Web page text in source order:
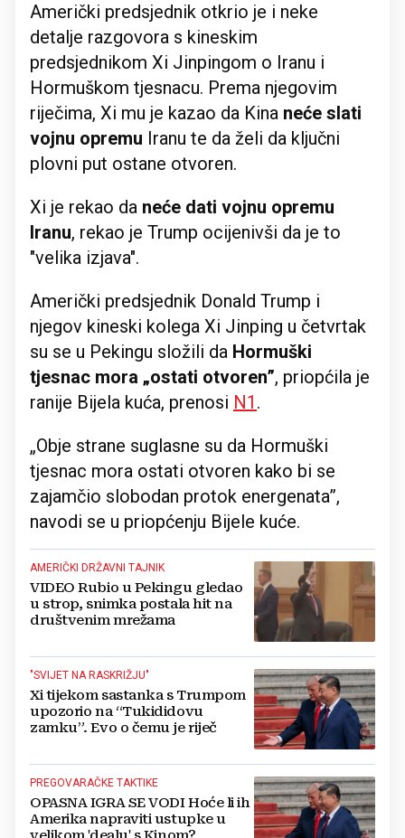
Američki predsjednik otkrio je i neke
detalje razgovora s kineskim
predsjednikom Xi Jinpingom o Iranu i
Hormuškom tjesnacu. Prema njegovim
riječima, Xi mu je kazao da Kina neće slati
vojnu opremu Iranu te da želi da ključni
plovni put ostane otvoren.
Xi je rekao da neće dati vojnu opremu
Iranu, rekao je Trump ocijenivši da je to
"velika izjava".
Američki predsjednik Donald Trump i
njegov kineski kolega Xi Jinping u četvrtak
su se u Pekingu složili da Hormuški
tjesnac mora „ostati otvoren”, priopćila je
ranije Bijela kuća, prenosi N1 .
„Obje strane suglasne su da Hormuški
tjesnac mora ostati otvoren kako bi se
zajamčio slobodan protok energenata”,
navodi se u priopćenju Bijele kuće.
AMERIČKI DRŽAVNI TAJNIK
VIDEO Rubio u Pekingu gledao
u strop, snimka postala hit na
društvenim mrežama
"SVIJET NA RASKRIŽJU"
Xi tijekom sastanka s Trumpom
upozorio na “Tukididovu
zamku”. Evo o čemu je riječ
PREGOVARAČKE TAKTIKE
OPASNA IGRA SE VODI Hoće li ih
Amerika napraviti ustupke u